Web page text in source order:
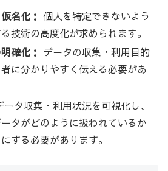
名化： 個人を特定できないよう
技術の高度化が求められます。
確化： データの収集・利用目的
に分かりやすく伝える必要があ
ータ収集・利用状況を可視化し、
タがどのように扱われているか
する必要があります。